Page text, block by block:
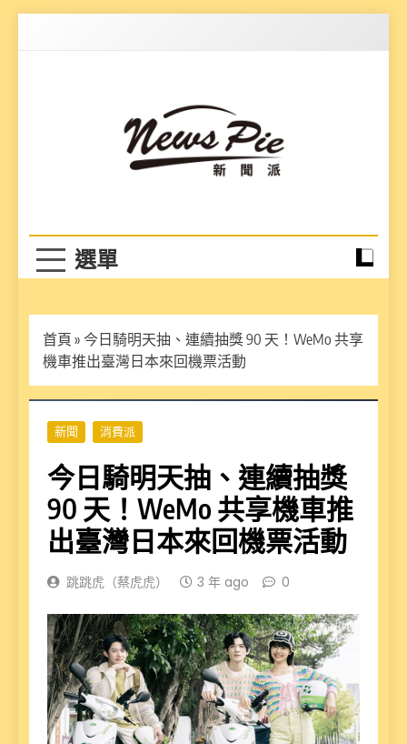
首頁 » 今日騎明天抽、連續抽獎 90 天！WeMo 共享
機車推出臺灣日本來回機票活動
新聞 消費派
今日騎明天抽、連續抽獎
90 天！WeMo 共享機車推
出臺灣日本來回機票活動
跳跳虎（蔡虎虎） 3 年 ago 0